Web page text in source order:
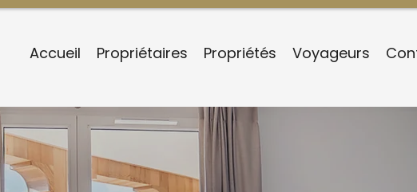
Accueil Propriétaires Propriétés Voyageurs